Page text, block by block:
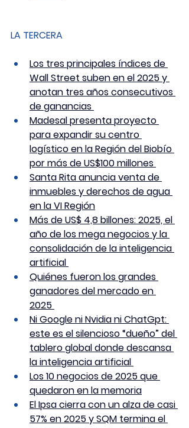
LA TERCERA
Los tres principales índices de
Wall Street suben en el 2025 y
anotan tres años consecutivos
de ganancias
Madesal presenta proyecto
para expandir su centro
logístico en la Región del Biobío
por más de US$100 millones
Santa Rita anuncia venta de
inmuebles y derechos de agua
en la VI Región
Más de US$ 4,8 billones: 2025, el
año de los mega negocios y la
consolidación de la inteligencia
artificial
Quiénes fueron los grandes
ganadores del mercado en
2025
Ni Google ni Nvidia ni ChatGpt:
este es el silencioso “dueño” del
tablero global donde descansa
la inteligencia artificial
Los 10 negocios de 2025 que
quedaron en la memoria
El Ipsa cierra con un alza de casi
57% en 2025 y SQM termina el